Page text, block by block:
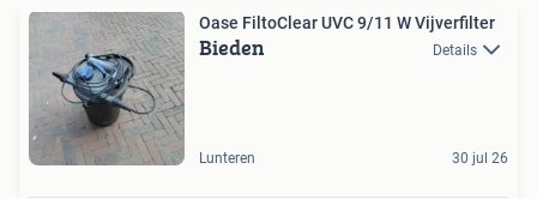
Oase FiltoClear UVC 9/11 W Vijverfilter
Bieden Details
Lunteren 30 jul 26